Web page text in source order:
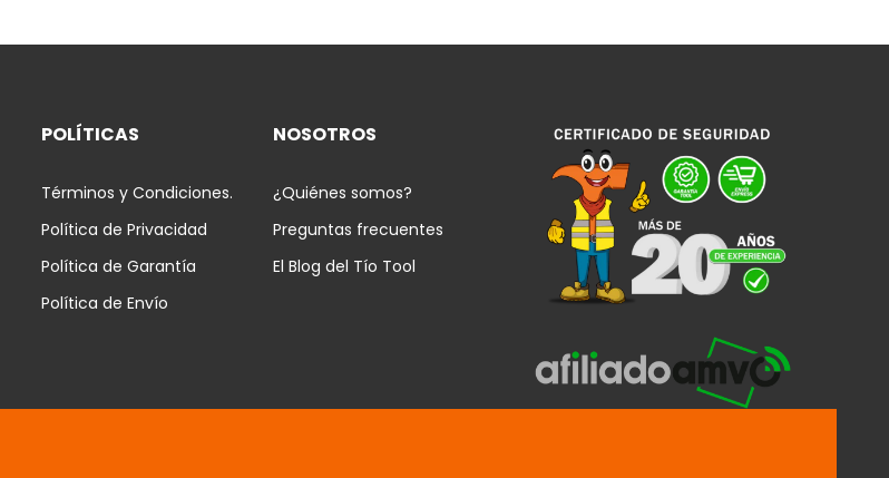
POLÍTICAS
Términos y Condiciones.
Política de Privacidad
Política de Garantía
Política de Envío
NOSOTROS
¿Quiénes somos?
Preguntas frecuentes
El Blog del Tío Tool